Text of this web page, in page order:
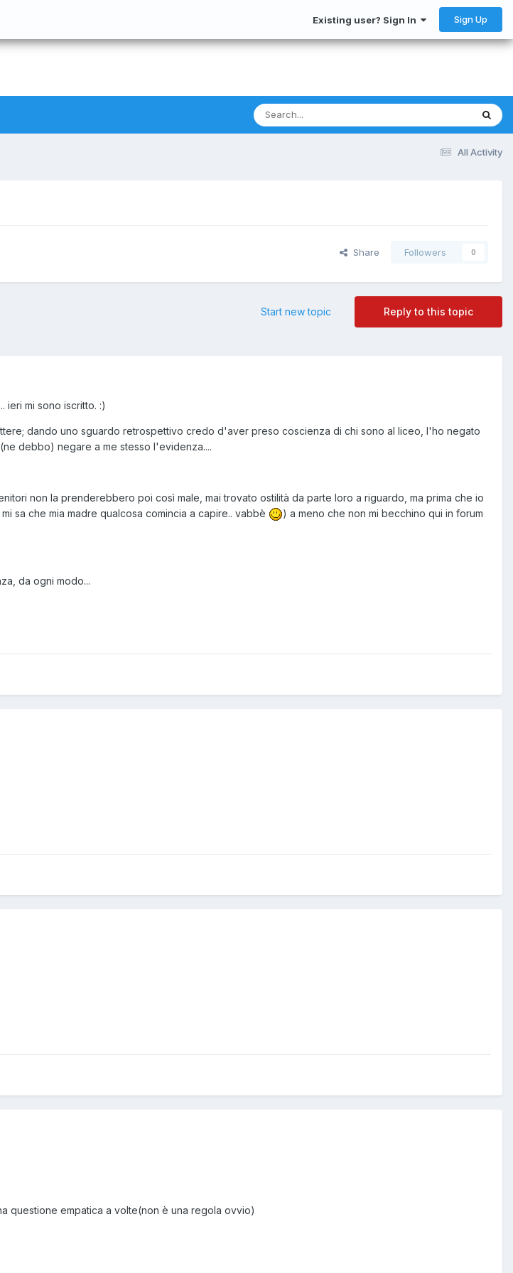
Existing user? Sign In Sign Up
All Activity
Share Followers 0
Reply to this topic
Start new topic
ieri mi sono iscritto. :)
dando uno sguardo retrospettivo credo d'aver preso coscienza di chi sono al liceo, l'ho negato
debbo) negare a me stesso l'evidenza....
non la prenderebbero poi così male, mai trovato ostilità da parte loro a riguardo, ma prima che io
sa che mia madre qualcosa comincia a capire.. vabbè
) a meno che non mi becchino qui in forum
da ogni modo...
questione empatica a volte(non è una regola ovvio)